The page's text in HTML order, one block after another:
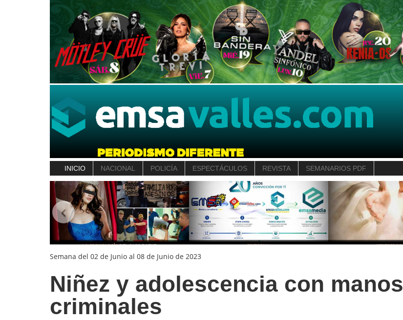
INICIO NACIONAL POLICÍA ESPECTÁCULOS REVISTA SEMANARIOS PDF
Semana del 02 de Junio al 08 de Junio de 2023
Niñez y adolescencia con manos
criminales